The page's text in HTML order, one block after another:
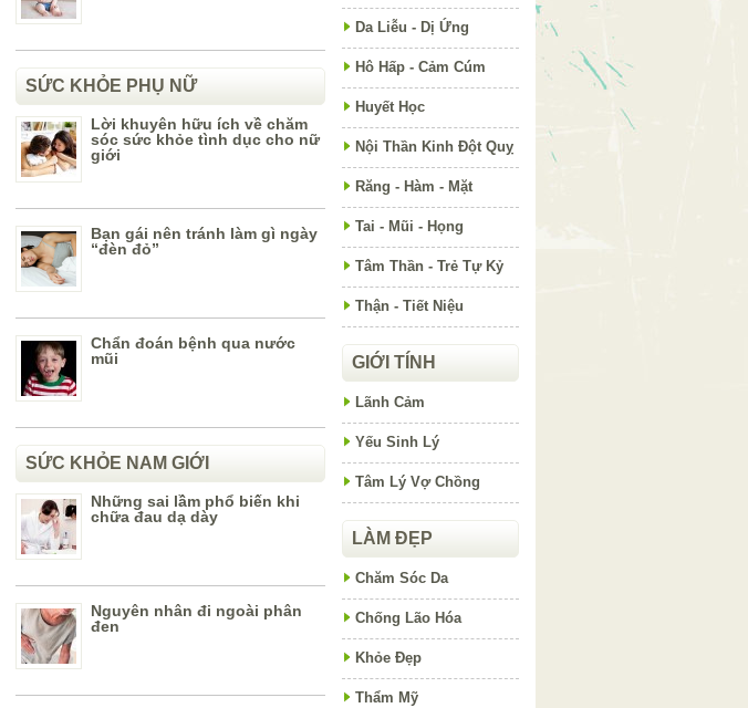
SỨC KHỎE PHỤ NỮ
Lời khuyên hữu ích về chăm
sóc sức khỏe tình dục cho nữ
giới
Bạn gái nên tránh làm gì ngày
“đèn đỏ”
Chẩn đoán bệnh qua nước
mũi
SỨC KHỎE NAM GIỚI
Những sai lầm phổ biến khi
chữa đau dạ dày
Nguyên nhân đi ngoài phân
đen
Da Liễu - Dị Ứng
Hô Hấp - Cảm Cúm
Huyết Học
Nội Thần Kinh Đột Quỵ
Răng - Hàm - Mặt
Tai - Mũi - Họng
Tâm Thần - Trẻ Tự Kỷ
Thận - Tiết Niệu
GIỚI TÍNH
Lãnh Cảm
Yếu Sinh Lý
Tâm Lý Vợ Chồng
LÀM ĐẸP
Chăm Sóc Da
Chống Lão Hóa
Khỏe Đẹp
Thẩm Mỹ